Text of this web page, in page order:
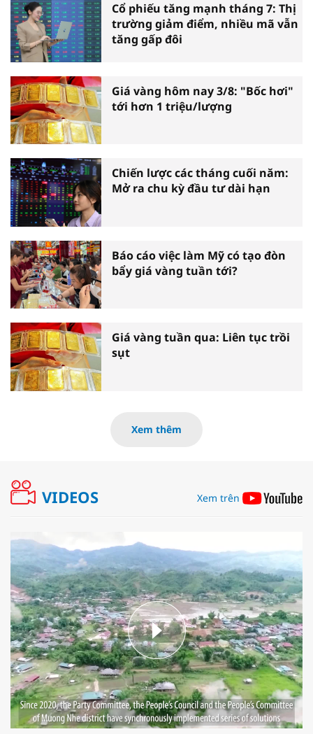
Cổ phiếu tăng mạnh tháng 7: Thị
trường giảm điểm, nhiều mã vẫn
tăng gấp đôi
Giá vàng hôm nay 3/8: "Bốc hơi"
tới hơn 1 triệu/lượng
Chiến lược các tháng cuối năm:
Mở ra chu kỳ đầu tư dài hạn
Báo cáo việc làm Mỹ có tạo đòn
bẩy giá vàng tuần tới?
Giá vàng tuần qua: Liên tục trồi
sụt
Xem thêm
VIDEOS Xem trên